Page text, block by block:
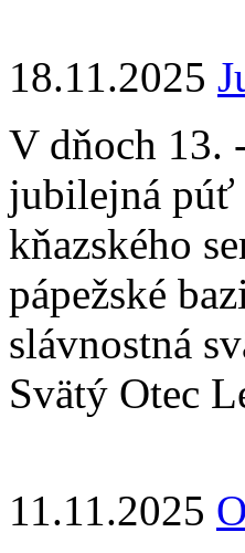
18.11.2025
V dňoch 13.
jubilejná púť
kňazského
pápežské
slávnostná
Svätý Otec
11.11.2025